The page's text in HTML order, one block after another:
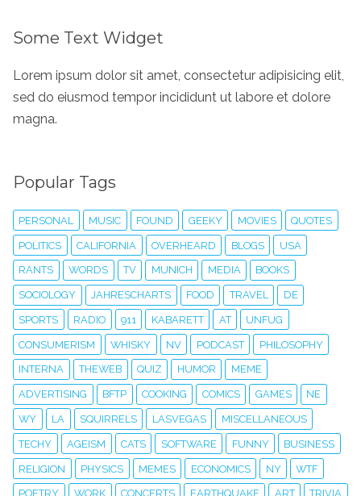
Some Text Widget
Lorem ipsum dolor sit amet, consectetur adipisicing elit,
sed do eiusmod tempor incididunt ut labore et dolore
magna.
Popular Tags
PERSONAL MUSIC FOUND GEEKY MOVIES QUOTES
POLITICS CALIFORNIA OVERHEARD BLOGS USA
RANTS WORDS TV MUNICH MEDIA BOOKS
SOCIOLOGY JAHRESCHARTS FOOD TRAVEL DE
SPORTS RADIO 911 KABARETT AT UNFUG
CONSUMERISM WHISKY NV PODCAST PHILOSOPHY
INTERNA THEWEB QUIZ HUMOR MEME
ADVERTISING BFTP COOKING COMICS GAMES NE
WY LA SQUIRRELS LASVEGAS MISCELLANEOUS
TECHY AGEISM CATS SOFTWARE FUNNY BUSINESS
RELIGION PHYSICS MEMES ECONOMICS NY WTF
POETRY WORK CONCERTS EARTHQUAKE ART TRIVIA